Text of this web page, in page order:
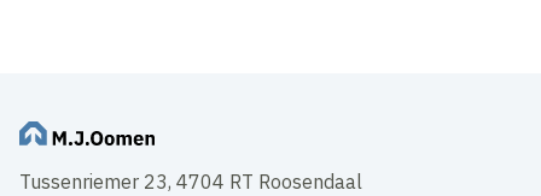
Tussenriemer 23, 4704 RT Roosendaal